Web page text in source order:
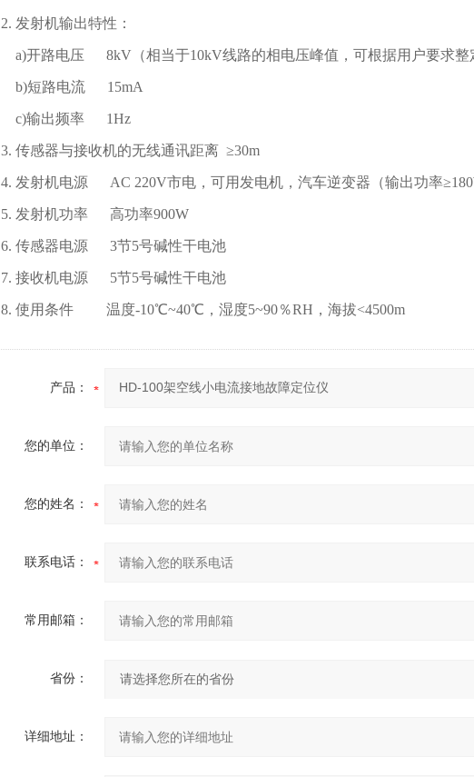
2. 发射机输出特性：
a)开路电压 8kV（相当于10kV线路的相电压峰值，可根据用户要求整
b)短路电流 15mA
c)输出频率 1Hz
3. 传感器与接收机的无线通讯距离 ≥30m
4. 发射机电源 AC 220V市电，可用发电机，汽车逆变器（输出功率
5. 发射机功率 高功率900W
6. 传感器电源 3节5号碱性干电池
7. 接收机电源 5节5号碱性干电池
8. 使用条件 温度-10℃~40℃，湿度5~90％RH，海拔<4500m
产品：
您的单位：
您的姓名：
联系电话：
常用邮箱：
省份：
详细地址：